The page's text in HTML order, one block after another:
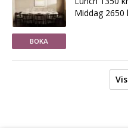
BOKA
Middag 2650